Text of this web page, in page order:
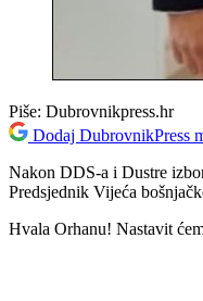
Piše: Dubrovnikpress.hr
Dodaj DubrovnikPress
Nakon DDS-a i Dustre
Predsjednik Vijeća
Hvala Orhanu! Nastavit